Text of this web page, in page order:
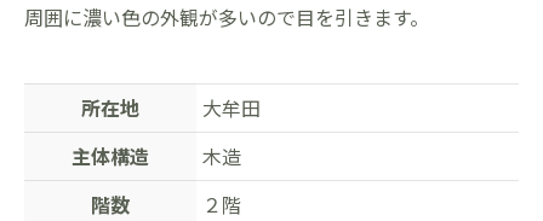
周囲に濃い色の外観が多いので目を引きます。
所在地
大牟田
主体構造
木造
階数
２階